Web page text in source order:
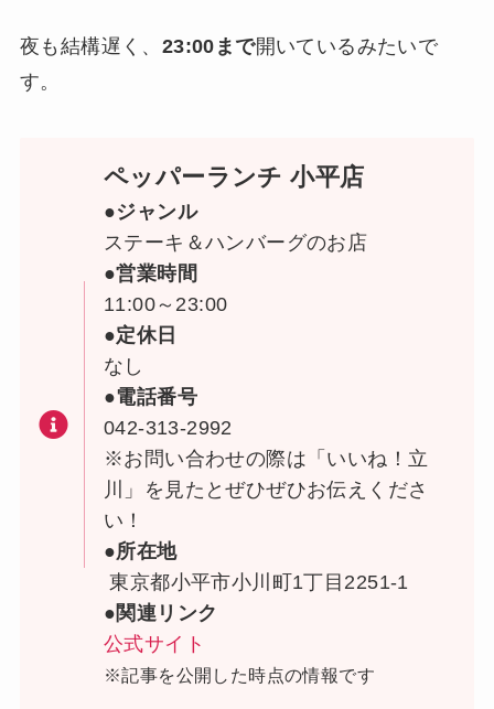
夜も結構遅く、 23:00まで開いているみたいで
す。
ペッパーランチ 小平店
●ジャンル
ステーキ＆ハンバーグのお店
●営業時間
11:00～23:00
●定休日
なし
●電話番号
042-313-2992
※お問い合わせの際は「いいね！立
川」を見たとぜひぜひお伝えくださ
い！
●所在地
東京都小平市小川町1丁目2251-1
●関連リンク
公式サイト
※記事を公開した時点の情報です